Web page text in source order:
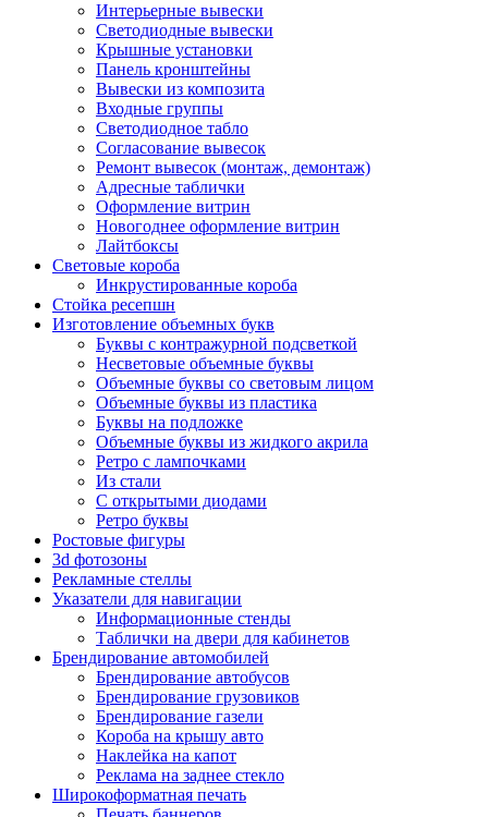
Интерьерные вывески
Светодиодные вывески
Крышные установки
Панель кронштейны
Вывески из композита
Входные группы
Светодиодное табло
Согласование вывесок
Ремонт вывесок (монтаж, демонтаж)
Адресные таблички
Оформление витрин
Новогоднее оформление витрин
Лайтбоксы
Световые короба
Инкрустированные короба
Стойка ресепшн
Изготовление объемных букв
Буквы с контражурной подсветкой
Несветовые объемные буквы
Объемные буквы со световым лицом
Объемные буквы из пластика
Буквы на подложке
Объемные буквы из жидкого акрила
Ретро с лампочками
Из стали
С открытыми диодами
Ретро буквы
Ростовые фигуры
3d фотозоны
Рекламные стеллы
Указатели для навигации
Информационные стенды
Таблички на двери для кабинетов
Брендирование автомобилей
Брендирование автобусов
Брендирование грузовиков
Брендирование газели
Короба на крышу авто
Наклейка на капот
Реклама на заднее стекло
Широкоформатная печать